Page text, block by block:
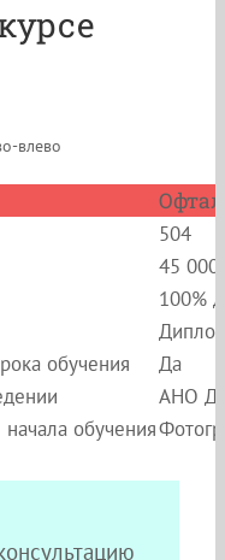
влево
504
45 000
100%
обучения
Да
АНО
обучения